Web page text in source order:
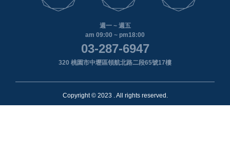
週一 ~ 週五
am 09:00 ~ pm18:00
03-287-6947
320 桃園市中壢區領航北路二段65號17樓
Copyright © 2023 . All rights reserved.